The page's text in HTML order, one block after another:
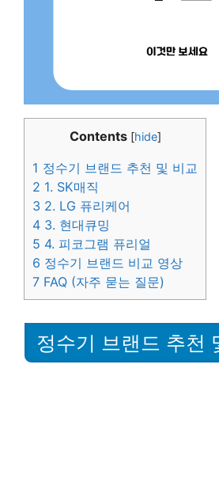
Contents [hide]
1 정수기 브랜드 추천 및 비교
2 1. SK매직
3 2. LG 퓨리케어
4 3. 현대큐밍
5 4. 피코그램 퓨리얼
6 정수기 브랜드 비교 영상
7 FAQ (자주 묻는 질문)
정수기 브랜드 추천